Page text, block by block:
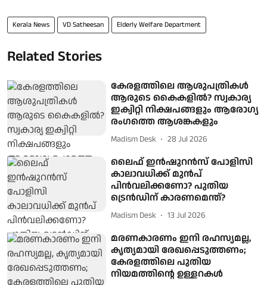
Kerala News VD Satheesan Elderly Welfare Department
Related Stories
കേരളത്തിലെ ആശുപത്രികള്‍
ആരുടെ കൈകളില്‍? സ്വകാര്യ
ഇക്വിറ്റി നിക്ഷപങ്ങളും ആരോഗ്യ
രംഗത്തെ ആശങ്കകളും
Madism Desk 28 Jul 2026
ലൈഫ് ഇന്‍ഷുറന്‍സ് പോളിസി
കാലാവധിക്ക് മുന്‍പ്
പിന്‍വലിക്കണോ? പുതിയ
ട്രെന്‍ഡിന് കാരണമെന്ത്?
Madism Desk 13 Jul 2026
മരണകാരണം ഇനി രഹസ്യമല്ല,
കൃത്യമായി രേഖപ്പെടുത്തണം;
കേരളത്തിലെ പുതിയ
നിയമത്തിന്റെ ഉള്ളറകള്‍